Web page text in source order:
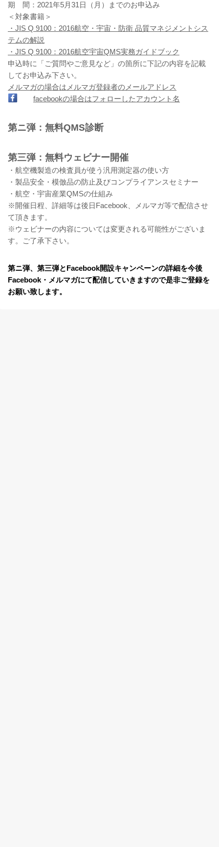
期 間：2021年5月31日（月）までのお申込み
＜対象書籍＞
・JIS Q 9100：2016航空・宇宙・防衛 品質マネジメントシス
テムの解説
・JIS Q 9100：2016航空宇宙QMS実務ガイドブック
申込時に「ご質問やご意見など」の箇所に下記の内容を記載
してお申込み下さい。
メルマガの場合はメルマガ登録者のメールアドレス
facebookの場合はフォローしたアカウント名
第ニ弾：無料QMS診断
第三弾：無料ウェビナー開催
・航空機製造の検査員が使う汎用測定器の使い方
・製品安全・模倣品の防止及びコンプライアンスセミナー
・航空・宇宙産業QMSの仕組み
※開催日程、詳細等は後日Facebook、メルマガ等で配信させ
て頂きます。
※ウェビナーの内容については変更される可能性がございま
す。ご了承下さい。
第ニ弾、第三弾とFacebook開設キャンペーンの詳細を今後
Facebook・メルマガにて配信していきますので是非ご登録を
お願い致します。